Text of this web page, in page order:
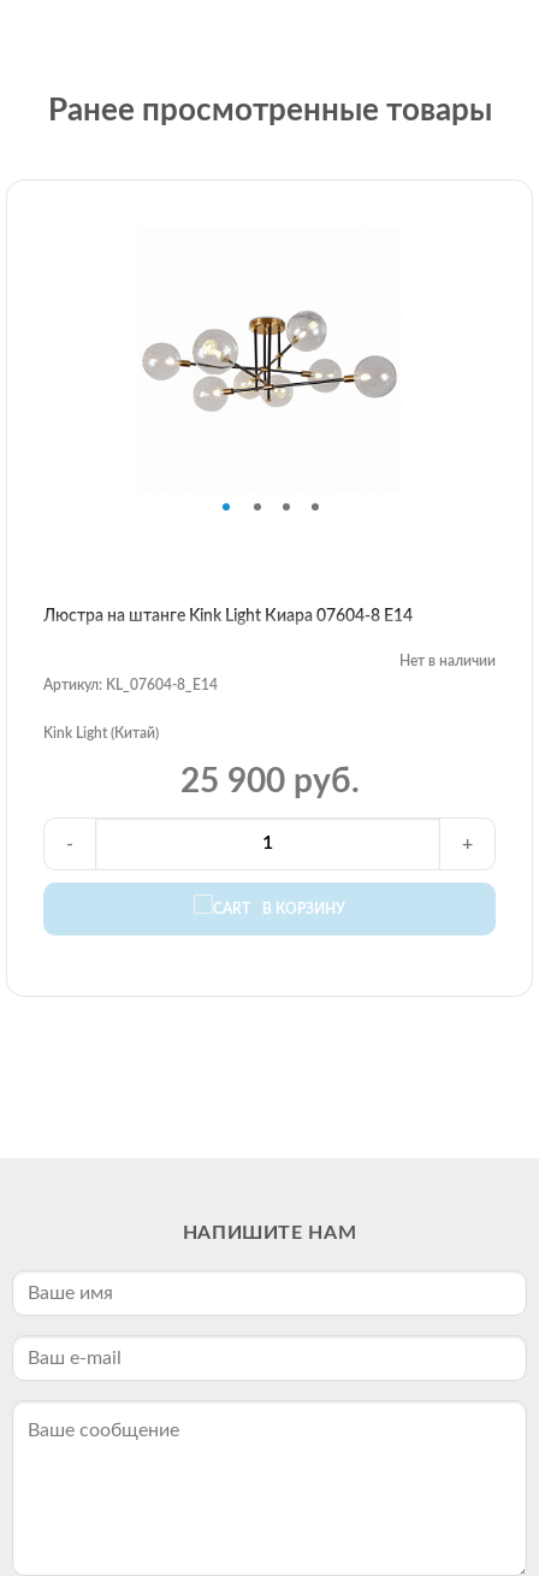
Ранее просмотренные товары
Люстра на штанге Kink Light Киара 07604-8 E14
Нет в наличии
Артикул: KL_07604-8_E14
Kink Light (Китай)
25 900 руб.
В КОРЗИНУ
- +
НАПИШИТЕ НАМ